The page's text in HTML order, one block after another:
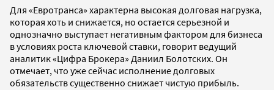
Для «Евротранса» характерна высокая долговая нагрузка,
которая хоть и снижается, но остается серьезной и
однозначно выступает негативным фактором для бизнеса
в условиях роста ключевой ставки, говорит ведущий
аналитик «Цифра Брокера» Даниил Болотских. Он
отмечает, что уже сейчас исполнение долговых
обязательств существенно снижает чистую прибыль.